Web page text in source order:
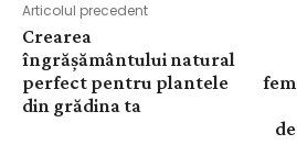
Articolul precedent
Crearea
îngrășământului natural
perfect pentru plantele
din grădina ta